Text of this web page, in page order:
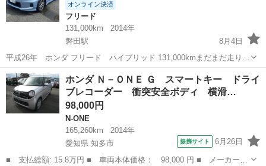
オンライン決済
フリード
131,000km
2014年
磐田駅
8月4日
平成26年 ホンダ フリード ハイブリッド 131,000kmまだまだ走りま
す。 車検:令和9年3月まで！ 🔴個人分割可能 頭金3万円と月々3万台
可能 25回払いになります。 まだ走行距離もそこまで走っていない お
手頃価格...
静岡 磐田市 磐田駅
ホンダ Ｎ－ＯＮＥ Ｇ スマートキー ドライ
ブレコーダー 衝突安全ボディ 横滑…
98,000円
N-ONE
165,260km
2014年
愛知県 知多市
提携サイト 6月26日
■ 支払総額: 15.8万円 ■ 車両本体価格： 98,000 円 ■ メーカー